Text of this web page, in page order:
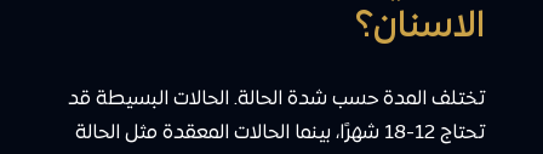
الاسنان؟
تختلف المدة حسب شدة الحالة. الحالات البسيطة قد
تحتاج 12-18 شهرًا، بينما الحالات المعقدة مثل الحالة